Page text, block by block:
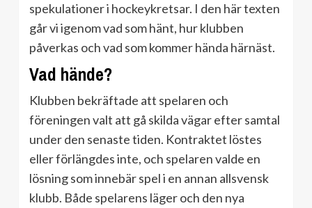
spekulationer i hockeykretsar. I den här texten
går vi igenom vad som hänt, hur klubben
påverkas och vad som kommer hända härnäst.
Vad hände?
Klubben bekräftade att spelaren och
föreningen valt att gå skilda vägar efter samtal
under den senaste tiden. Kontraktet löstes
eller förlängdes inte, och spelaren valde en
lösning som innebär spel i en annan allsvensk
klubb. Både spelarens läger och den nya